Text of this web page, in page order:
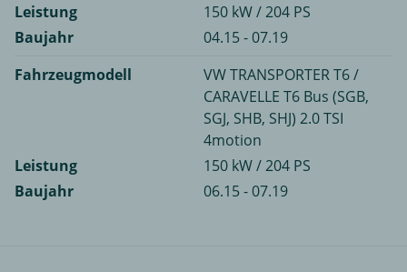
Leistung
150 kW / 204 PS
Baujahr
04.15 - 07.19
Fahrzeugmodell
VW TRANSPORTER T6 /
CARAVELLE T6 Bus (SGB,
SGJ, SHB, SHJ) 2.0 TSI
4motion
Leistung
150 kW / 204 PS
Baujahr
06.15 - 07.19